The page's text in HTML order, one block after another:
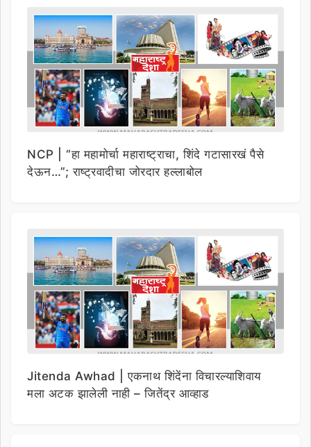
NCP | “हा महामोर्चा महाराष्ट्राचा, शिंदे गटासारखं पैसे
देऊन…”; राष्ट्रवादीचा जोरदार हल्लाबोल
Jitenda Awhad | एकनाथ शिंदेंना विचारल्याशिवाय
मला अटक झालेली नाही – जितेंद्र आव्हाड